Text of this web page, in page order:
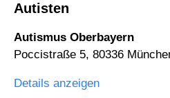
Autisten
Autismus Oberbayern
Poccistraße 5, 80336
Details anzeigen